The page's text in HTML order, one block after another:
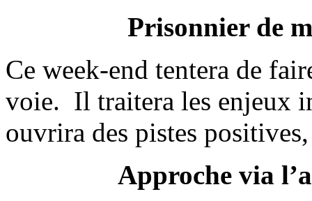
Prisonnier de
Ce week-end tentera de
voie. Il traitera les enjeux
ouvrira des pistes
Approche via